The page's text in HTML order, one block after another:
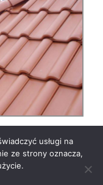
usługi na
ze strony oznacza,